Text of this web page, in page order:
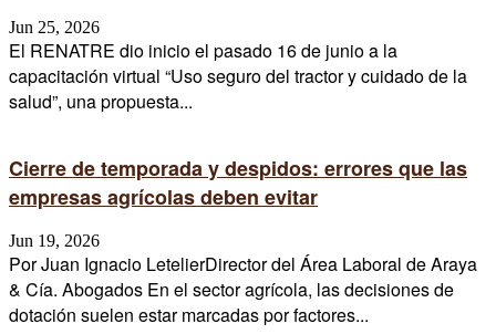
Jun 25, 2026
El RENATRE dio inicio el pasado 16 de junio a la
capacitación virtual “Uso seguro del tractor y cuidado de la
salud”, una propuesta...
Cierre de temporada y despidos: errores que las
empresas agrícolas deben evitar
Jun 19, 2026
Por Juan Ignacio LetelierDirector del Área Laboral de Araya
& Cía. Abogados En el sector agrícola, las decisiones de
dotación suelen estar marcadas por factores...